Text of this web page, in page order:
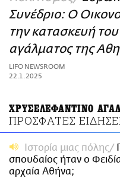
ΑΜΠΑ
PRINT
Συνέδριο: Ο
την κατασκευή
αγάλματος της
LIFO NEWSROOM
22.1.2025
ΧΡΥΣΕΛΕΦΑΝΤΙΝΟ
ΠΡΟΣΦΑΤΕΣ
Ιστορία μιας πόλης
σπουδαίoς ήταν ο
αρχαία Αθήνα;